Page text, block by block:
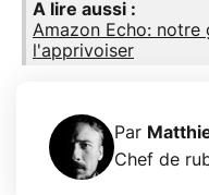
A lire aussi :
Amazon Echo:
l'apprivoiser
Par
Chef de